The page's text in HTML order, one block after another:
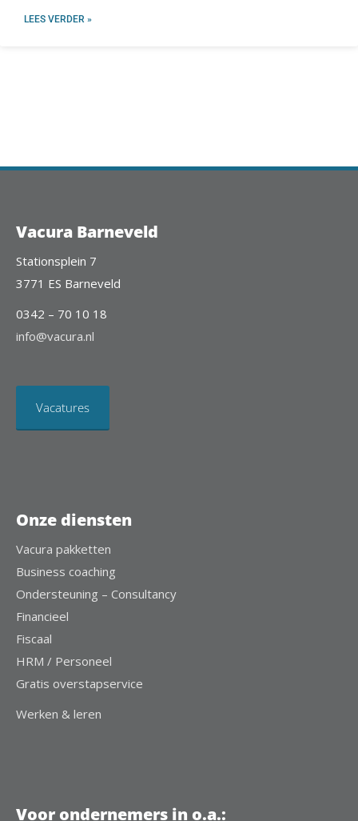
LEES VERDER »
Vacura Barneveld
Stationsplein 7
3771 ES Barneveld
0342 – 70 10 18
info@vacura.nl
Vacatures
Onze diensten
Vacura pakketten
Business coaching
Ondersteuning – Consultancy
Financieel
Fiscaal
HRM / Personeel
Gratis overstapservice
Werken & leren
Voor ondernemers in o.a.: